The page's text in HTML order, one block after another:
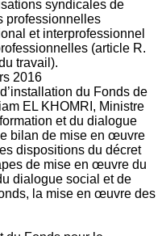
syndicales de
professionnelles
et interprofessionnel
(article R.
travail).
2016
du Fonds de
EL KHOMRI, Ministre
et du dialogue
bilan de mise en œuvre
dispositions du décret
de mise en œuvre du
dialogue social et de
la mise en œuvre des